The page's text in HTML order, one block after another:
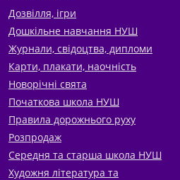
Дозвілля, ігри
Дошкільне навчання НУШ
Журнали, свідоцтва, дипломи
Карти, плакати, наочність
Новорічні свята
Початкова школа НУШ
Правила дорожнього руху
Розпродаж
Середня та старша школа НУШ
Художня література та